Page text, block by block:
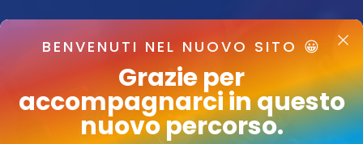
×
BENVENUTI NEL NUOVO SITO 😀
Grazie per
accompagnarci in questo
nuovo percorso.